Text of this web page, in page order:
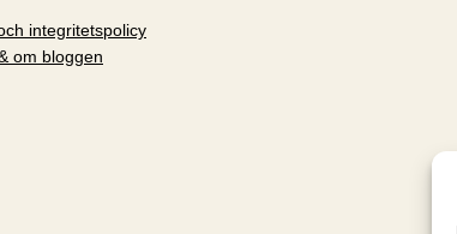
integritetspolicy
om bloggen